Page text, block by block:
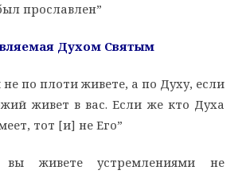
прославлен”
Духом Святым
по плоти живете, а по Духу, если
живет в вас. Если же кто Духа
тот [и] не Его”
живете устремлениями не